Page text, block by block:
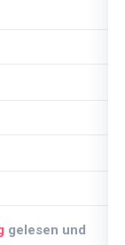
gelesen und